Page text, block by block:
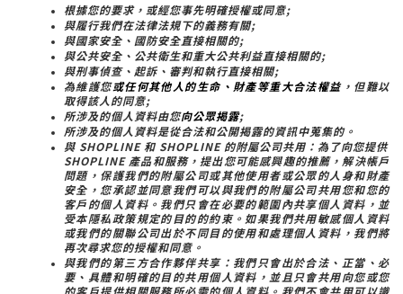
根據您的要求，或經您事先明確授權或同意;
與履行我們在法律法規下的義務有關;
與國家安全、國防安全直接相關的;
與公共安全、公共衛生和重大公共利益直接相關的;
與刑事偵查、起訴、審判和執行直接相關;
為維護您或任何其他人的生命、財產等重大合法權益，但難以
取得該人的同意;
所涉及的個人資料由您向公眾揭露;
所涉及的個人資料是從合法和公開揭露的資訊中蒐集的。
與 SHOPLINE 和 SHOPLINE 的附屬公司共用：為了向您提供
SHOPLINE 產品和服務，提出您可能感興趣的推薦，解決帳戶
問題，保護我們的附屬公司或其他使用者或公眾的人身和財產
安全，您承認並同意我們可以與我們的附屬公司共用您和您的
客戶的個人資料。我們只會在必要的範圍內共享個人資料，並
受本隱私政策規定的目的的約束。如果我們共用敏感個人資料
或我們的關聯公司出於不同目的使用和處理個人資料，我們將
再次尋求您的授權和同意。
與我們的第三方合作夥伴共享：我們只會出於合法、正當、必
要、具體和明確的目的共用個人資料，並且只會共用向您或您
的客戶提供相關服務所必需的個人資料。我們不會共用可以識